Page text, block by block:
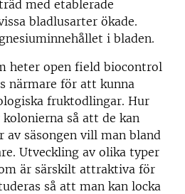
med etablerade
bladlusarter ökade.
i bladen.
heter open field biocontrol
närmare för att kunna
fruktodlingar. Hur
så att de kan
av säsongen vill man bland
Utveckling av olika typer
är särskilt attraktiva för
så att man kan locka